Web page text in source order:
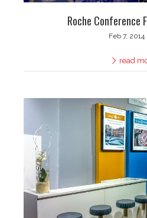
Roche Conference
Feb 7, 2014
read